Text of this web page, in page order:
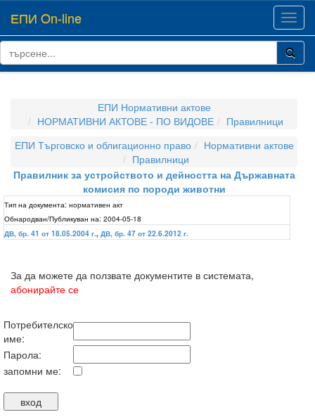
ЕПИ On-line
ЕПИ Нормативни актове
НОРМАТИВНИ АКТОВЕ - ПО ВИДОВЕ
Правилници
ЕПИ Търговско и облигационно право
Нормативни актове
Правилници
Правилник за устройството и дейността на Държавната
комисия по породи животни
Тип на документа: нормативен акт
Обнародван/Публикуван на: 2004-05-18
ДВ, бр. 41 от 18.05.2004 г., ДВ, бр. 47 от 22.6.2012 г.
За да можете да ползвате документите в системата,
абонирайте се
Потребителско
име:
Парола:
запомни ме: